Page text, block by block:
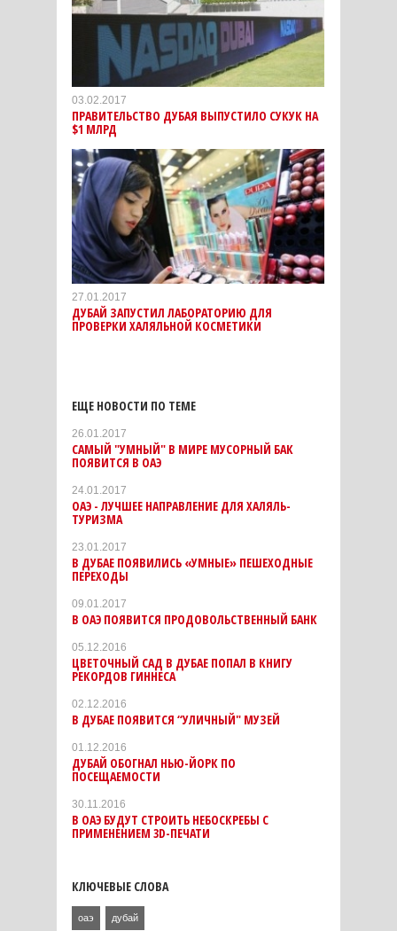
03.02.2017
ПРАВИТЕЛЬСТВО ДУБАЯ ВЫПУСТИЛО СУКУК НА
$1 МЛРД
27.01.2017
ДУБАЙ ЗАПУСТИЛ ЛАБОРАТОРИЮ ДЛЯ
ПРОВЕРКИ ХАЛЯЛЬНОЙ КОСМЕТИКИ
ЕЩЕ НОВОСТИ ПО ТЕМЕ
26.01.2017
САМЫЙ "УМНЫЙ" В МИРЕ МУСОРНЫЙ БАК
ПОЯВИТСЯ В ОАЭ
24.01.2017
ОАЭ - ЛУЧШЕЕ НАПРАВЛЕНИЕ ДЛЯ ХАЛЯЛЬ-
ТУРИЗМА
23.01.2017
В ДУБАЕ ПОЯВИЛИСЬ «УМНЫЕ» ПЕШЕХОДНЫЕ
ПЕРЕХОДЫ
09.01.2017
В ОАЭ ПОЯВИТСЯ ПРОДОВОЛЬСТВЕННЫЙ БАНК
05.12.2016
ЦВЕТОЧНЫЙ САД В ДУБАЕ ПОПАЛ В КНИГУ
РЕКОРДОВ ГИННЕСА
02.12.2016
В ДУБАЕ ПОЯВИТСЯ “УЛИЧНЫЙ" МУЗЕЙ
01.12.2016
ДУБАЙ ОБОГНАЛ НЬЮ-ЙОРК ПО
ПОСЕЩАЕМОСТИ
30.11.2016
В ОАЭ БУДУТ СТРОИТЬ НЕБОСКРЕБЫ С
ПРИМЕНЕНИЕМ 3D-ПЕЧАТИ
КЛЮЧЕВЫЕ СЛОВА
оаэ дубай